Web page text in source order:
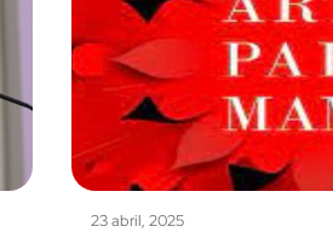
23 abril, 2025